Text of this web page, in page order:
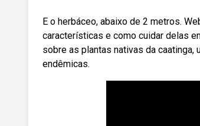
E o herbáceo, abaixo de 2 metros.
características e como cuidar delas
sobre as plantas nativas da
endêmicas.